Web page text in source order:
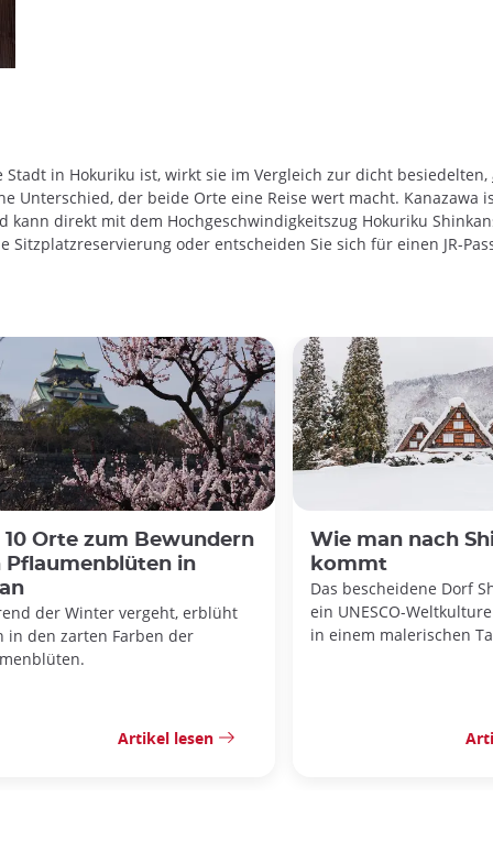
in Hokuriku ist, wirkt sie im Vergleich zur dicht besiedelten,
Unterschied, der beide Orte eine Reise wert macht. Kanazawa
kann direkt mit dem Hochgeschwindigkeitszug Hokuriku
oder entscheiden Sie sich für einen JR-
10 Orte zum Bewundern
Pflaumenblüten in
der Winter vergeht, erblüht
in den zarten Farben der
Artikel lesen
Wie man nach
kommt
Das bescheidene Dorf
ein UNESCO-
in einem malerischen